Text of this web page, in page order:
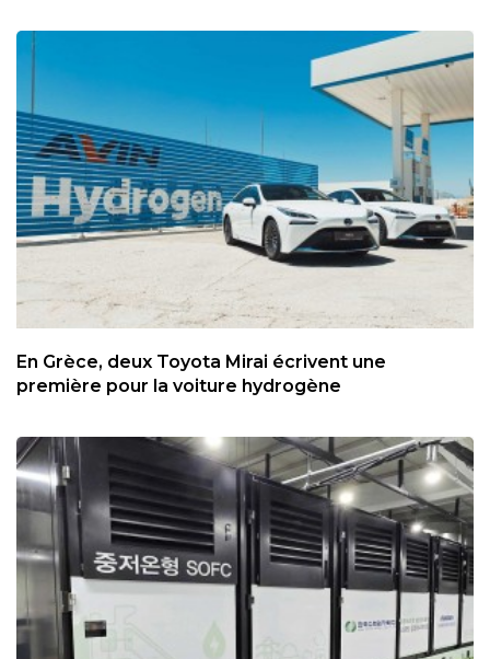
En Grèce, deux Toyota Mirai écrivent une
première pour la voiture hydrogène